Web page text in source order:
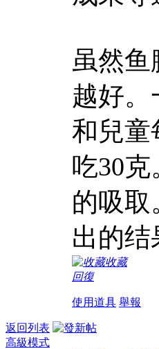
虽然
越好。
和兒童
吃30
的吸取
出的结
收藏
回復
使用道具 舉報
返回列表
高級模式